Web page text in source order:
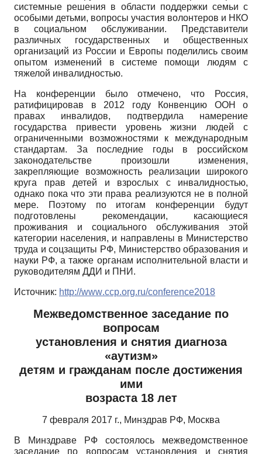
системные решения в области поддержки семьи с
особыми детьми, вопросы участия волонтеров и НКО
в социальном обслуживании. Представители
различных государственных и общественных
организаций из России и Европы поделились своим
опытом изменений в системе помощи людям с
тяжелой инвалидностью.
На конференции было отмечено, что Россия,
ратифицировав в 2012 году Конвенцию ООН о
правах инвалидов, подтвердила намерение
государства привести уровень жизни людей с
ограниченными возможностями к международным
стандартам. За последние годы в российском
законодательстве произошли изменения,
закрепляющие возможность реализации широкого
круга прав детей и взрослых с инвалидностью,
однако пока что эти права реализуются не в полной
мере. Поэтому по итогам конференции будут
подготовлены рекомендации, касающиеся
проживания и социального обслуживания этой
категории населения, и направлены в Министерство
труда и соцзащиты РФ, Министерство образования и
науки РФ, а также органам исполнительной власти и
руководителям ДДИ и ПНИ.
Источник: http://www.ccp.org.ru/conference2018
Межведомственное заседание по
вопросам
установления и снятия диагноза
«аутизм»
детям и гражданам после достижения
ими
возраста 18 лет
7 февраля 2017 г., Минздрав РФ, Москва
В Минздраве РФ состоялось межведомственное
заседание по вопросам установления и снятия